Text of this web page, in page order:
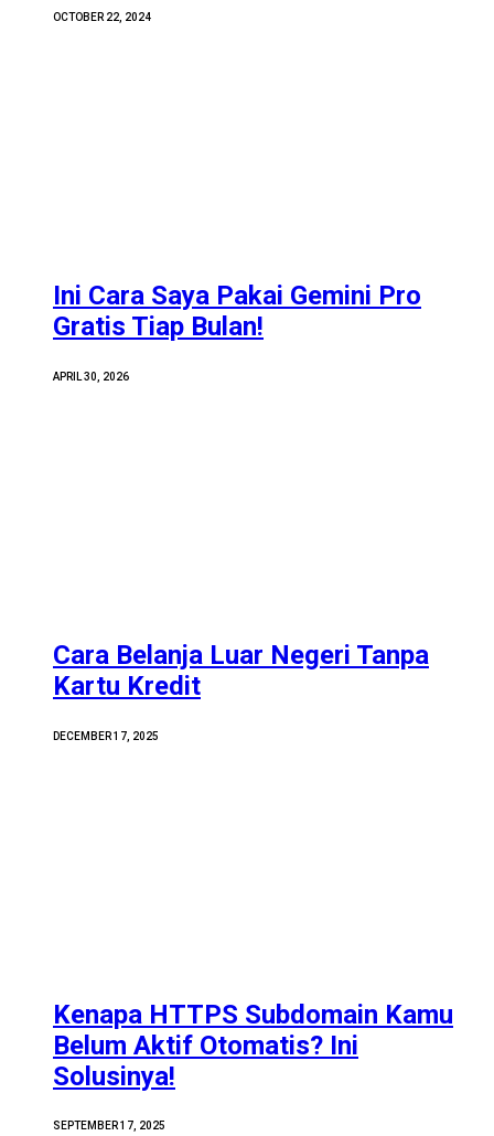
OCTOBER 22, 2024
Ini Cara Saya Pakai Gemini Pro
Gratis Tiap Bulan!
APRIL 30, 2026
Cara Belanja Luar Negeri Tanpa
Kartu Kredit
DECEMBER 17, 2025
Kenapa HTTPS Subdomain Kamu
Belum Aktif Otomatis? Ini
Solusinya!
SEPTEMBER 17, 2025